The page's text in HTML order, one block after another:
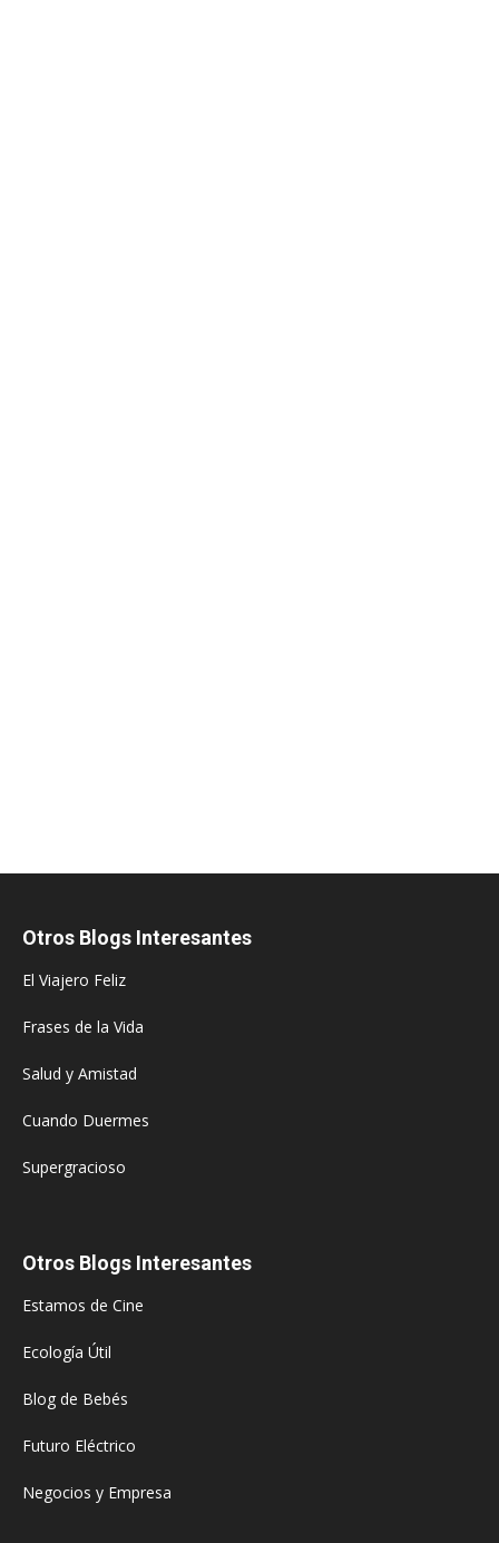
Otros Blogs Interesantes
El Viajero Feliz
Frases de la Vida
Salud y Amistad
Cuando Duermes
Supergracioso
Otros Blogs Interesantes
Estamos de Cine
Ecología Útil
Blog de Bebés
Futuro Eléctrico
Negocios y Empresa